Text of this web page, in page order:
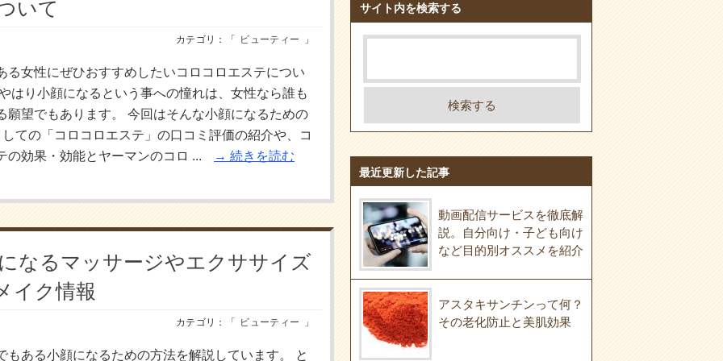
いて
カテゴリ：「 ビューティー 」
る女性にぜひおすすめしたいコロコロエステについ
はり小顔になるという事への憧れは、女性なら誰も
願望でもあります。 今回はそんな小顔になるための
ての「コロコロエステ」の口コミ評価の紹介や、コ
の効果・効能とヤーマンのコロ ...
続きを読む
なるマッサージやエクササイズ
イク情報
カテゴリ：「 ビューティー 」
もある小顔になるための方法を解説しています。 と
サイト内を検索する
最近更新した記事
動画配信サービスを徹底解
説。自分向け・子ども向け
など目的別オススメを紹介
アスタキサンチンって何？
その老化防止と美肌効果